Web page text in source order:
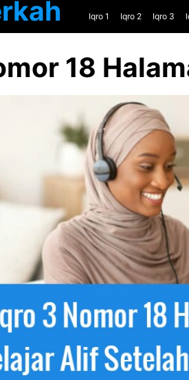
Iqro 1 Iqro 2 Iqro 3
18